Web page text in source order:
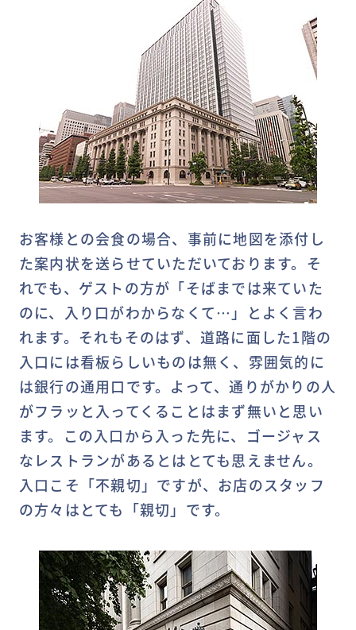
お客様との会食の場合、事前に地図を添付し
た案内状を送らせていただいております。そ
れでも、ゲストの方が「そばまでは来ていた
のに、入り口がわからなくて…」とよく言わ
れます。それもそのはず、道路に面した1階の
入口には看板らしいものは無く、雰囲気的に
は銀行の通用口です。よって、通りがかりの人
がフラッと入ってくることはまず無いと思い
ます。この入口から入った先に、ゴージャス
なレストランがあるとはとても思えません。
入口こそ「不親切」ですが、お店のスタッフ
の方々はとても「親切」です。